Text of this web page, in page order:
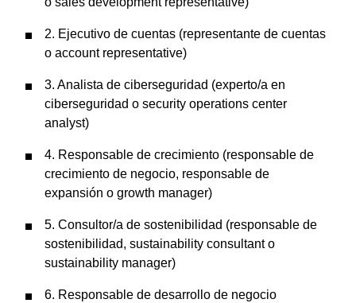
2. Ejecutivo de cuentas (representante de cuentas
o account representative)
3. Analista de ciberseguridad (experto/a en
ciberseguridad o security operations center
analyst)
4. Responsable de crecimiento (responsable de
crecimiento de negocio, responsable de
expansión o growth manager)
5. Consultor/a de sostenibilidad (responsable de
sostenibilidad, sustainability consultant o
sustainability manager)
6. Responsable de desarrollo de negocio